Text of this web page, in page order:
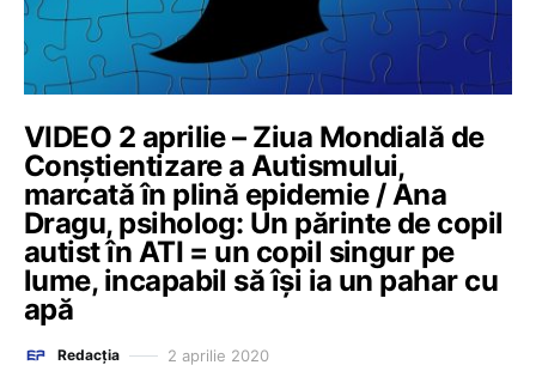
VIDEO 2 aprilie – Ziua Mondială de
Conștientizare a Autismului,
marcată în plină epidemie / Ana
Dragu, psiholog: Un părinte de copil
autist în ATI = un copil singur pe
lume, incapabil să își ia un pahar cu
apă
Redacția 2 aprilie 2020